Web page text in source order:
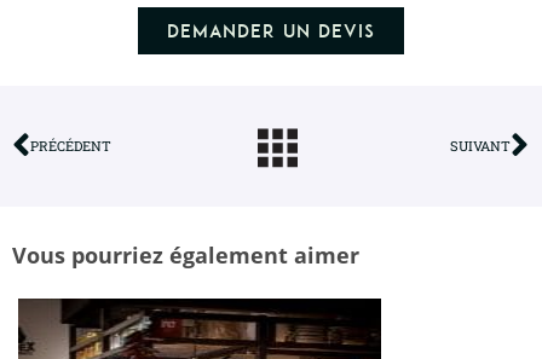
Demander un devis
PRÉCÉDENT SUIVANT
Vous pourriez également aimer